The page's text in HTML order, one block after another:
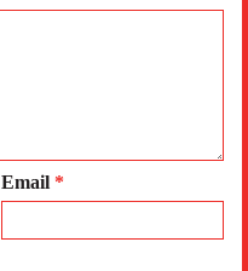
Email *